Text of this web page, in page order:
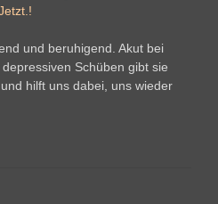
und beruhigend. Akut bei
Schüben gibt sie
hilft uns dabei, uns wieder